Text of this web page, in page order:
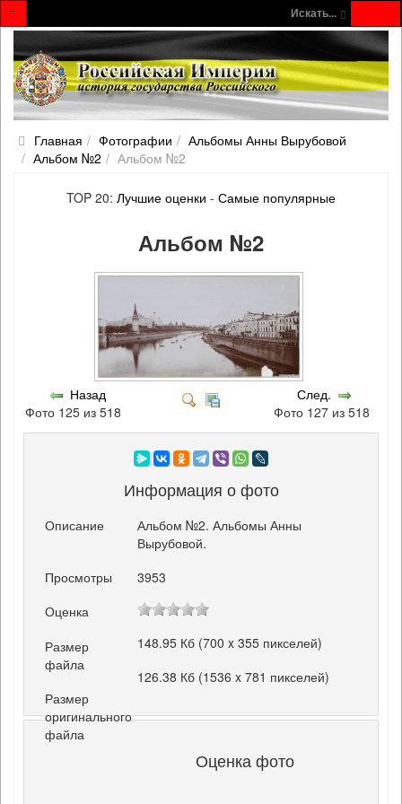
Искать...
Главная Фотографии
Альбомы Анны Вырубовой
Альбом №2
Альбом №2
TOP 20: Лучшие оценки - Самые популярные
Альбом №2
Назад
Фото 125 из 518
След.
Фото 127 из 518
Информация о фото
Описание
Альбом №2. Альбомы Анны
Вырубовой.
Просмотры
3953
Оценка
Размер
файла
148.95 Кб (700 x 355 пикселей)
Размер
оригинального
файла
126.38 Кб (1536 x 781 пикселей)
Оценка фото